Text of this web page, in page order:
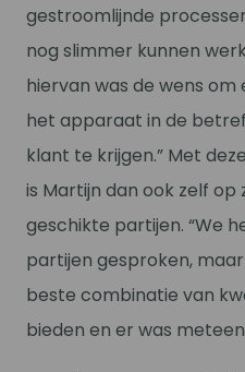
gestroomlijnde
nog slimmer kunnen
hiervan was de wens
het apparaat in de
klant te krijgen.” Met
is Martijn dan ook zelf op
geschikte partijen. “We
partijen gesproken,
beste combinatie van
bieden en er was